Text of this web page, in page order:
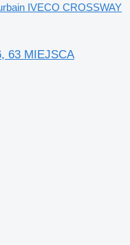
IVECO CROSSWAY
63 MIEJSCA